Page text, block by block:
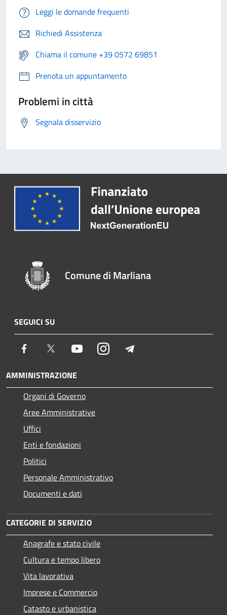
Leggi le domande frequenti
Richiedi Assistenza
Chiama il comune +39 0572 69851
Prenota un appuntamento
Problemi in città
Segnala disservizio
Comune di Marliana
SEGUICI SU
Facebook Twitter YoutubeInstagram
AMMINISTRAZIONE
Organi di Governo
Aree Amministrative
Uffici
Enti e fondazioni
Politici
Personale Amministrativo
Documenti e dati
CATEGORIE DI SERVIZIO
Anagrafe e stato civile
Cultura e tempo libero
Vita lavorativa
Imprese e Commercio
Catasto e urbanistica